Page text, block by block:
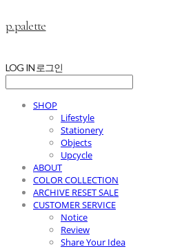
p.palette
LOG IN 로그인
SHOP
Lifestyle
Stationery
Objects
Upcycle
ABOUT
COLOR COLLECTION
ARCHIVE RESET SALE
CUSTOMER SERVICE
Notice
Review
Share Your Idea